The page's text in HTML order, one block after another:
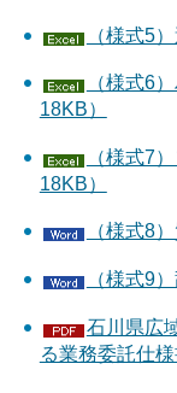
（様式5
（様式6
18KB）
（様式7
18KB）
（様式8
（様式9
石川県広
る業務委託仕